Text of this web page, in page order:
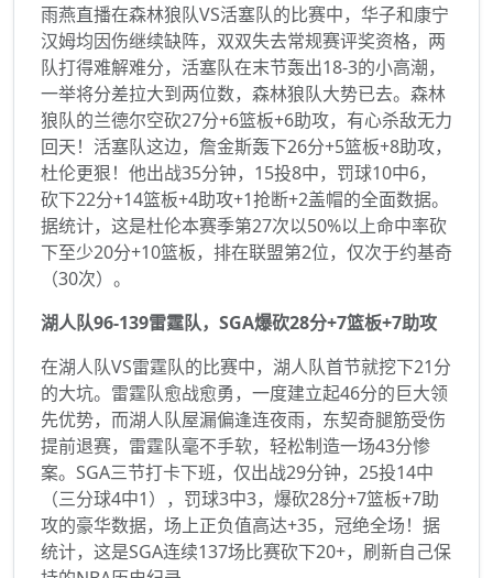
雨燕直播在森林狼队VS活塞队的比赛中，华子和康宁
汉姆均因伤继续缺阵，双双失去常规赛评奖资格，两
队打得难解难分，活塞队在末节轰出18-3的小高潮，
一举将分差拉大到两位数，森林狼队大势已去。森林
狼队的兰德尔空砍27分+6篮板+6助攻，有心杀敌无力
回天！活塞队这边，詹金斯轰下26分+5篮板+8助攻，
杜伦更狠！他出战35分钟，15投8中，罚球10中6，
砍下22分+14篮板+4助攻+1抢断+2盖帽的全面数据。
据统计，这是杜伦本赛季第27次以50%以上命中率砍
下至少20分+10篮板，排在联盟第2位，仅次于约基奇
（30次）。
湖人队96-139雷霆队，SGA爆砍28分+7篮板+7助攻
在湖人队VS雷霆队的比赛中，湖人队首节就挖下21分
的大坑。雷霆队愈战愈勇，一度建立起46分的巨大领
先优势，而湖人队屋漏偏逢连夜雨，东契奇腿筋受伤
提前退赛，雷霆队毫不手软，轻松制造一场43分惨
案。SGA三节打卡下班，仅出战29分钟，25投14中
（三分球4中1），罚球3中3，爆砍28分+7篮板+7助
攻的豪华数据，场上正负值高达+35，冠绝全场！据
统计，这是SGA连续137场比赛砍下20+，刷新自己保